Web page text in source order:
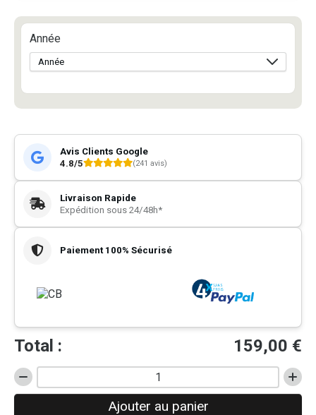
Année
Avis Clients Google
4.8/5
(241 avis)
Livraison Rapide
Expédition sous 24/48h*
Paiement 100% Sécurisé
Total : 159,00 €
quantité
de
Ajouter au panier